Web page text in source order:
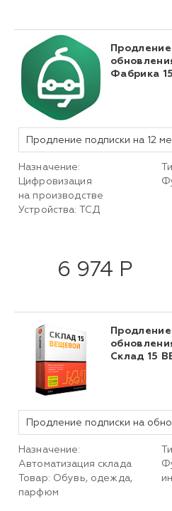
Фабрика 15
Назначение:
Цифровизация
на производстве
Устройства: ТСД
6 974 Р
Склад 15
Назначение:
Автоматизация склада
Товар: Обувь, одежда,
парфюм